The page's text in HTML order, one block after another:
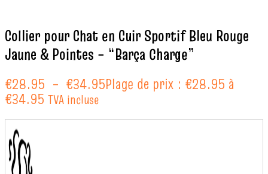
Collier pour Chat en Cuir Sportif Bleu Rouge
Jaune & Pointes – “Barça Charge”
€28.95 – €34.95Plage de prix : €28.95 à
€34.95 TVA incluse